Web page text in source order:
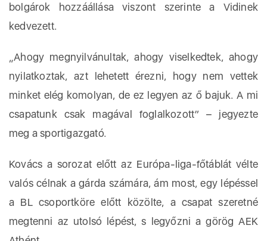
bolgárok hozzáállása viszont szerinte a Vidinek
kedvezett.
„Ahogy megnyilvánultak, ahogy viselkedtek, ahogy
nyilatkoztak, azt lehetett érezni, hogy nem vettek
minket elég komolyan, de ez legyen az ő bajuk. A mi
csapatunk csak magával foglalkozott” – jegyezte
meg a sportigazgató.
Kovács a sorozat előtt az Európa-liga-főtáblát vélte
valós célnak a gárda számára, ám most, egy lépéssel
a BL csoportköre előtt közölte, a csapat szeretné
megtenni az utolsó lépést, s legyőzni a görög AEK